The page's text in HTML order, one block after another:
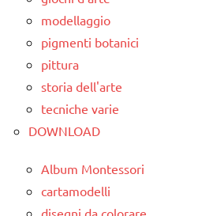
modellaggio
pigmenti botanici
pittura
storia dell'arte
tecniche varie
DOWNLOAD
Album Montessori
cartamodelli